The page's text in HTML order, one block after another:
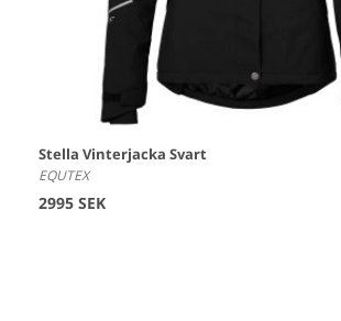
Stella Vinterjacka Svart
EQUTEX
2995 SEK